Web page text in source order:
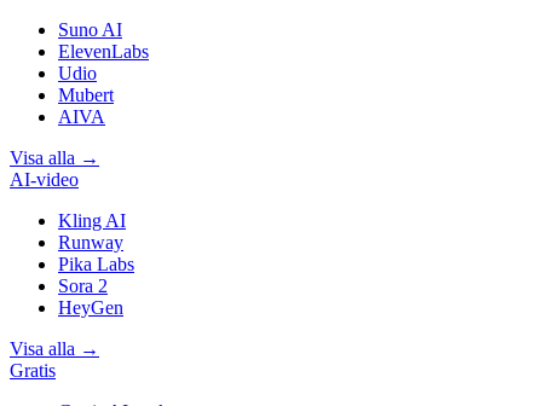
Suno AI
ElevenLabs
Udio
Mubert
AIVA
Visa alla →
AI-video
Kling AI
Runway
Pika Labs
Sora 2
HeyGen
Visa alla →
Gratis